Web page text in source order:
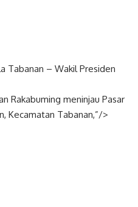
Tabanan – Wakil Presiden
Rakabuming meninjau Pasar
Kecamatan Tabanan,”/>